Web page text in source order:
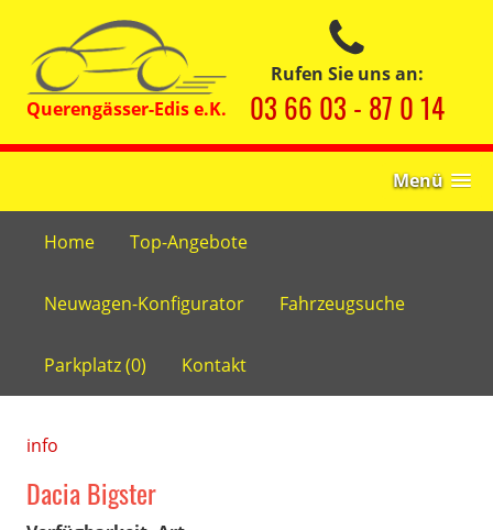
Rufen Sie uns an:
03 66 03 - 87 0 14
Menü
Home Top-Angebote
Neuwagen-Konfigurator Fahrzeugsuche
Parkplatz (0) Kontakt
info
Dacia Bigster